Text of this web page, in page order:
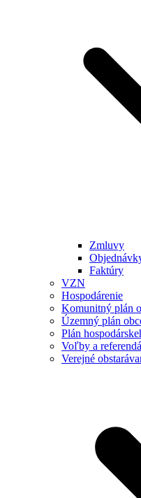
Zmluvy
Faktúry
VZN
Hospodárenie
Komunitný plán
Územný plán
Plán
Voľby a referendá
Verejné